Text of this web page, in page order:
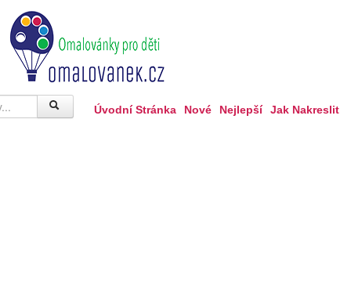
Úvodní Stránka Nové Nejlepší Jak Nakreslit